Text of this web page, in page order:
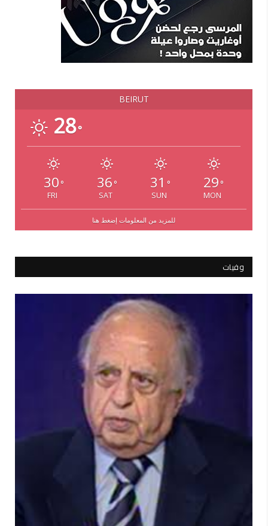
BEIRUT
28°
30 °
FRI
36 °
SAT
31 °
SUN
29 °
MON
للمزيد من المعلومات إضغط هنا
وفيات